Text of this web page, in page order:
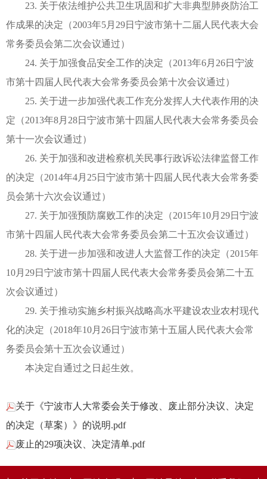
23. 关于依法维护公共卫生巩固和扩大非典型肺炎防治工
作成果的决定（2003年5月29日宁波市第十二届人民代表大会
常务委员会第二次会议通过）
24. 关于加强食品安全工作的决定（2013年6月26日宁波
市第十四届人民代表大会常务委员会第十次会议通过）
25. 关于进一步加强代表工作充分发挥人大代表作用的决
定（2013年8月28日宁波市第十四届人民代表大会常务委员会
第十一次会议通过）
26. 关于加强和改进检察机关民事行政诉讼法律监督工作
的决定（2014年4月25日宁波市第十四届人民代表大会常务委
员会第十六次会议通过）
27. 关于加强预防腐败工作的决定（2015年10月29日宁波
市第十四届人民代表大会常务委员会第二十五次会议通过）
28. 关于进一步加强和改进人大监督工作的决定（2015年
10月29日宁波市第十四届人民代表大会常务委员会第二十五
次会议通过）
29. 关于推动实施乡村振兴战略高水平建设农业农村现代
化的决定（2018年10月26日宁波市第十五届人民代表大会常
务委员会第十五次会议通过）
本决定自通过之日起生效。
关于《宁波市人大常委会关于修改、废止部分决议、决定
的决定（草案）》的说明.pdf
废止的29项决议、决定清单.pdf